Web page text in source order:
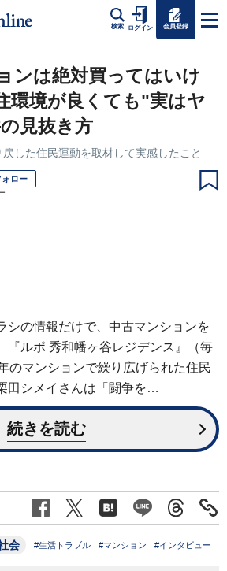
検索 ログイン 会員登録
ンは絶対買ってはいけ
環境が良くても"実はヤ
見抜き方
した住民運動を取材して実感したこと
ォロー
シの情報だけで、中古マンションを
『ルポ 秀和幡ヶ谷レジデンス』（毎
のマンションで繰り広げられた住民
田シメイさんは「闘争を…
続きを読む
会 #生活トラブル #マンション #インタビュー